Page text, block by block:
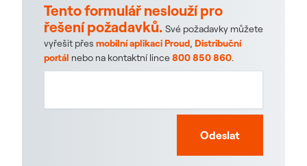
Tento formulář neslouží pro
řešení požadavků. Své požadavky můžete
vyřešit přes mobilní aplikaci Proud, Distribuční
portál nebo na kontaktní lince800 850 860.
Odeslat